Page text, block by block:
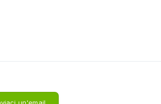
un'email